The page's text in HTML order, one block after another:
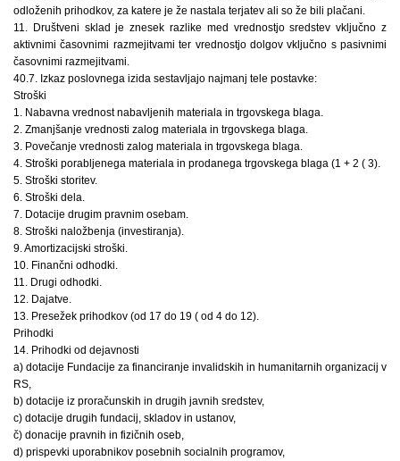
odloženih prihodkov, za katere je že nastala terjatev ali so že bili plačani.
11. Društveni sklad je znesek razlike med vrednostjo sredstev vključno z
aktivnimi časovnimi razmejitvami ter vrednostjo dolgov vključno s pasivnimi
časovnimi razmejitvami.
40.7. Izkaz poslovnega izida sestavljajo najmanj tele postavke:
Stroški
1. Nabavna vrednost nabavljenih materiala in trgovskega blaga.
2. Zmanjšanje vrednosti zalog materiala in trgovskega blaga.
3. Povečanje vrednosti zalog materiala in trgovskega blaga.
4. Stroški porabljenega materiala in prodanega trgovskega blaga (1 + 2 ( 3).
5. Stroški storitev.
6. Stroški dela.
7. Dotacije drugim pravnim osebam.
8. Stroški naložbenja (investiranja).
9. Amortizacijski stroški.
10. Finančni odhodki.
11. Drugi odhodki.
12. Dajatve.
13. Presežek prihodkov (od 17 do 19 ( od 4 do 12).
Prihodki
14. Prihodki od dejavnosti
a) dotacije Fundacije za financiranje invalidskih in humanitarnih organizacij v
RS,
b) dotacije iz proračunskih in drugih javnih sredstev,
c) dotacije drugih fundacij, skladov in ustanov,
č) donacije pravnih in fizičnih oseb,
d) prispevki uporabnikov posebnih socialnih programov,